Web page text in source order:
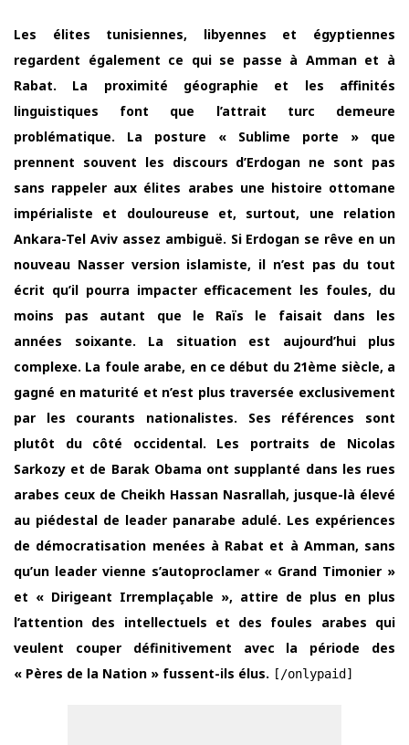
Les élites tunisiennes, libyennes et égyptiennes
regardent également ce qui se passe à Amman et à
Rabat. La proximité géographie et les affinités
linguistiques font que l’attrait turc demeure
problématique. La posture « Sublime porte » que
prennent souvent les discours d’Erdogan ne sont pas
sans rappeler aux élites arabes une histoire ottomane
impérialiste et douloureuse et, surtout, une relation
Ankara-Tel Aviv assez ambiguë. Si Erdogan se rêve en un
nouveau Nasser version islamiste, il n’est pas du tout
écrit qu’il pourra impacter efficacement les foules, du
moins pas autant que le Raïs le faisait dans les
années soixante. La situation est aujourd’hui plus
complexe. La foule arabe, en ce début du 21ème siècle, a
gagné en maturité et n’est plus traversée exclusivement
par les courants nationalistes. Ses références sont
plutôt du côté occidental. Les portraits de Nicolas
Sarkozy et de Barak Obama ont supplanté dans les rues
arabes ceux de Cheikh Hassan Nasrallah, jusque-là élevé
au piédestal de leader panarabe adulé. Les expériences
de démocratisation menées à Rabat et à Amman, sans
qu’un leader vienne s’autoproclamer « Grand Timonier »
et « Dirigeant Irremplaçable », attire de plus en plus
l’attention des intellectuels et des foules arabes qui
veulent couper définitivement avec la période des
« Pères de la Nation » fussent-ils élus. [/onlypaid]